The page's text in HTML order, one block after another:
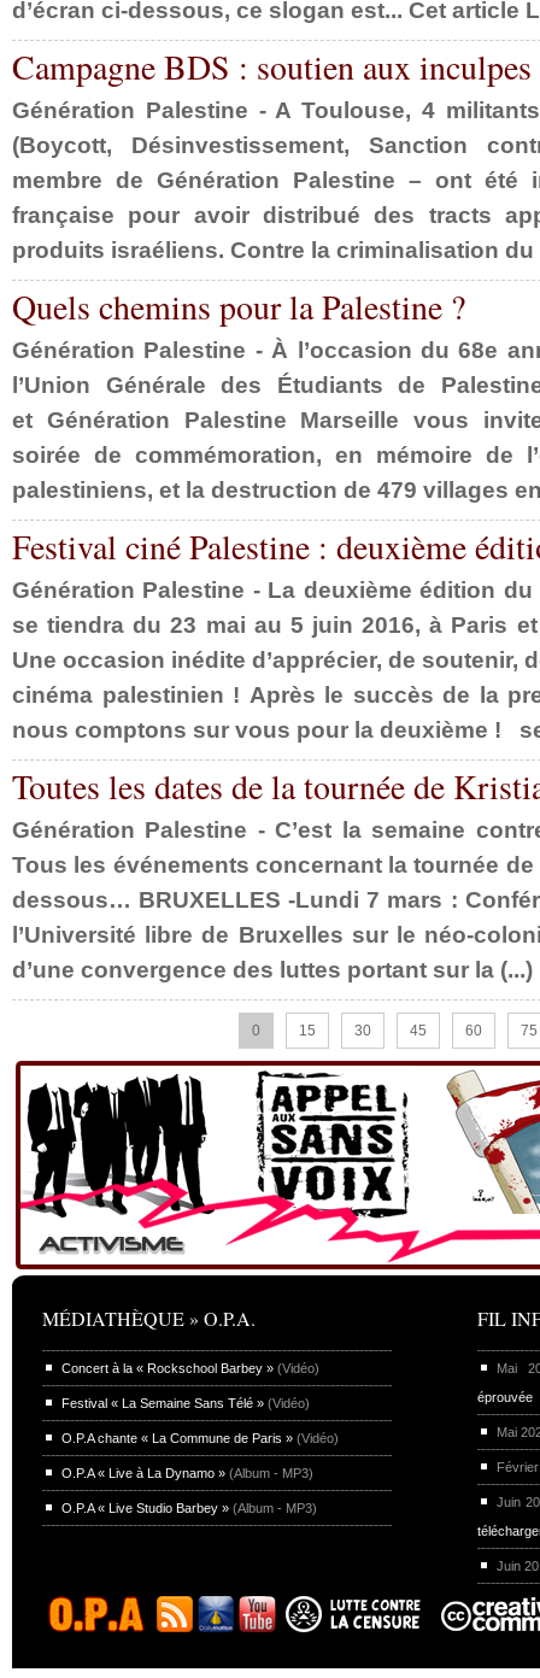
d’écran ci-dessous, ce slogan est... Cet article
Campagne BDS : soutien aux
Génération Palestine - A Toulouse, 4
(Boycott, Désinvestissement, Sanction
membre de Génération Palestine – ont été
française pour avoir distribué des tracts
produits israéliens. Contre la criminalisation du
Quels chemins pour la Palestine ?
Génération Palestine - À l’occasion du 68e
l’Union Générale des Étudiants de
et Génération Palestine Marseille vous
soirée de commémoration, en mémoire de
palestiniens, et la destruction de 479 villages
Festival ciné Palestine : deuxième
Génération Palestine - La deuxième édition
se tiendra du 23 mai au 5 juin 2016, à Paris
Une occasion inédite d’apprécier, de soutenir,
cinéma palestinien ! Après le succès de la
nous comptons sur vous pour la deuxième !
Toutes les dates de la tournée de
Génération Palestine - C’est la semaine
Tous les événements concernant la tournée
dessous… BRUXELLES -Lundi 7 mars :
l’Université libre de Bruxelles sur le néo-
d’une convergence des luttes portant sur la (...)
0 15 30 45 60 75
MÉDIATHÈQUE » O.P.A.
Concert à la « Rockschool Barbey » (Vidéo)
Festival « La Semaine Sans Télé » (Vidéo)
O.P.A chante « La Commune de Paris » (Vidéo)
O.P.A « Live à La Dynamo » (Album - MP3)
O.P.A « Live Studio Barbey » (Album - MP3)
FIL
Mai
éprouvée
Mai
Juin
Juin